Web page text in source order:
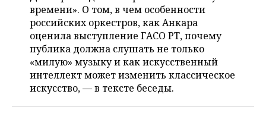
времени». О том, в чем особенности
российских оркестров, как Анкара
оценила выступление ГАСО РТ, почему
публика должна слушать не только
«милую» музыку и как искусственный
интеллект может изменить классическое
искусство, — в тексте беседы.